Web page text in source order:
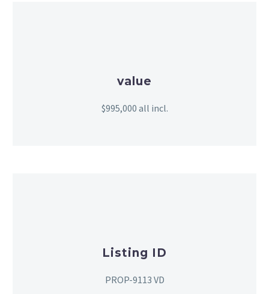
value
$995,000 all incl.
Listing ID
PROP-9113 VD